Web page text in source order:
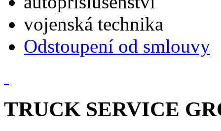
vojenská technika
Odstoupení od smlouvy
TRUCK SERVICE